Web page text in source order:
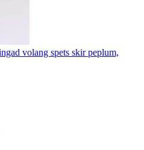
volang spets skir peplum,